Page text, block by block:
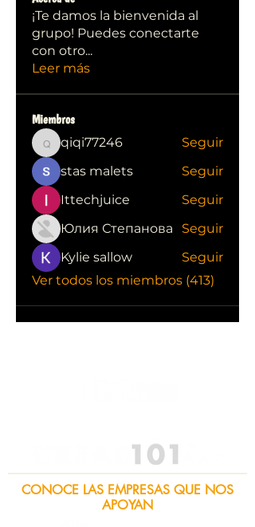
¡Te damos la bienvenida al
grupo! Puedes conectarte
con otro...
Leer más
Miembros
qiqi77246
qiqi77246
Seguir
stas malets
Seguir
Ittechjuice
Seguir
Юлия Степанова
Seguir
Kylie sallow
Seguir
Ver todos los miembros (413)
CONOCE LAS EMPRESAS QUE NOS
APOYAN